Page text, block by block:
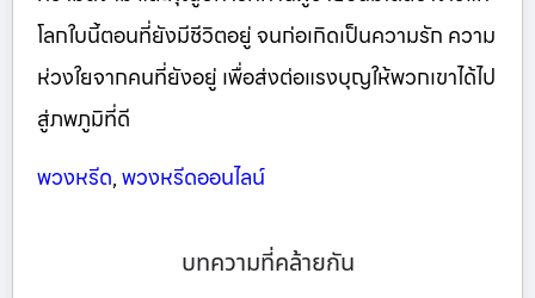
โลกใบนี้ตอนที่ยังมีชีวิตอยู่ จนก่อเกิดเป็นความรัก ความ
ห่วงใยจากคนที่ยังอยู่ เพื่อส่งต่อแรงบุญให้พวกเขาได้ไป
สู่ภพภูมิที่ดี
พวงหรีด,พวงหรีดออนไลน์
บทความที่คล้ายกัน